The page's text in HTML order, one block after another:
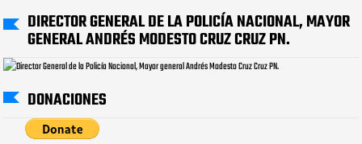
DIRECTOR GENERAL DE LA POLICÍA NACIONAL, MAYOR
GENERAL ANDRÉS MODESTO CRUZ CRUZ PN.
DONACIONES